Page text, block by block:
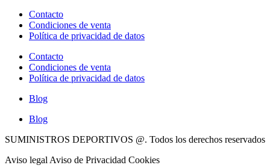
Contacto
Condiciones de venta
Política de privacidad de datos
Contacto
Condiciones de venta
Política de privacidad de datos
Blog
Blog
SUMINISTROS DEPORTIVOS @. Todos los derechos reservados
Aviso legal Aviso de Privacidad Cookies